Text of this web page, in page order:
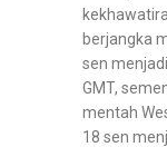
berjangka
sen
GMT,
mentah
18 sen